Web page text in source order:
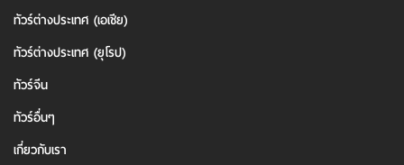
ทัวร์ต่างประเทศ (เอเชีย)
ทัวร์ต่างประเทศ (ยุโรป)
ทัวร์จีน
ทัวร์อื่นๆ
เกี่ยวกับเรา